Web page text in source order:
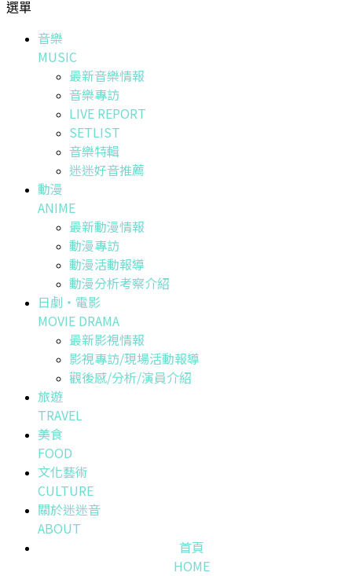
選單
音樂
MUSIC
最新音樂情報
音樂專訪
LIVE REPORT
SETLIST
音樂特輯
迷迷好音推薦
動漫
ANIME
最新動漫情報
動漫專訪
動漫活動報導
動漫分析考察介紹
日劇・電影
MOVIE DRAMA
最新影視情報
影視專訪/現場活動報導
觀後感/分析/演員介紹
旅遊
TRAVEL
美食
FOOD
文化藝術
CULTURE
關於迷迷音
ABOUT
首頁
HOME